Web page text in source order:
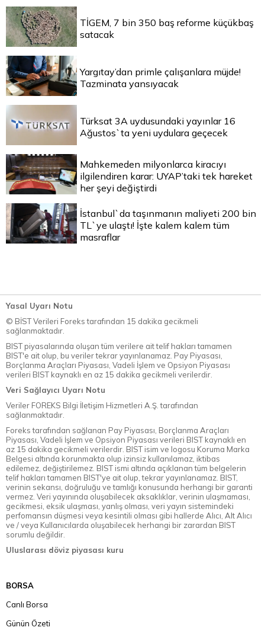
TİGEM, 7 bin 350 baş reforme küçükbaş
satacak
Yargıtay’dan primle çalışanlara müjde!
Tazminata yansıyacak
Türksat 3A uydusundaki yayınlar 16
Ağustos`ta yeni uydulara geçecek
Mahkemeden milyonlarca kiracıyı
ilgilendiren karar: UYAP’taki tek hareket
her şeyi değiştirdi
İstanbul`da taşınmanın maliyeti 200 bin
TL`ye ulaştı! İşte kalem kalem tüm
masraflar
Yasal Uyarı Notu
© BİST Verileri Foreks tarafından 15 dakika gecikmeli
sağlanmaktadır.
BIST piyasalarında oluşan tüm verilere ait telif hakları tamamen
BIST'e ait olup, bu veriler tekrar yayınlanamaz. Pay Piyasası,
Borçlanma Araçları Piyasası, Vadeli İşlem ve Opsiyon Piyasası
verileri BIST kaynaklı en az 15 dakika gecikmeli verilerdir.
Veri Sağlayıcı Uyarı Notu
Veriler FOREKS Bilgi İletişim Hizmetleri A.Ş. tarafından
sağlanmaktadır.
Foreks tarafından sağlanan Pay Piyasası, Borçlanma Araçları
Piyasası, Vadeli İşlem ve Opsiyon Piyasası verileri BIST kaynaklı en
az 15 dakika gecikmeli verilerdir. BIST isim ve logosu Koruma Marka
Belgesi altında korunmakta olup izinsiz kullanılamaz, iktibas
edilemez, değiştirilemez. BIST ismi altında açıklanan tüm belgelerin
telif hakları tamamen BIST'ye ait olup, tekrar yayınlanamaz. BIST,
verinin sekansı, doğruluğu ve tamlığı konusunda herhangi bir garanti
vermez. Veri yayınında oluşabilecek aksaklıklar, verinin ulaşmaması,
gecikmesi, eksik ulaşması, yanlış olması, veri yayın sistemindeki
perfomansın düşmesi veya kesintili olması gibi hallerde Alıcı, Alt Alıcı
ve / veya Kullanıcılarda oluşabilecek herhangi bir zarardan BIST
sorumlu değildir.
Uluslarası döviz piyasası kuru
BORSA
Canlı Borsa
Günün Özeti